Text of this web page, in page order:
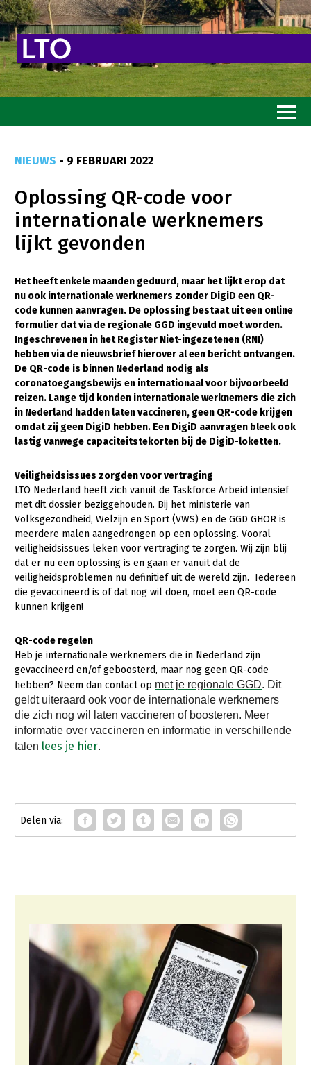
Goed eten
Mooi groen
Sterk ondernemerschap
Transitiepaden
Thema’s
Gezonde planten
Gezonde dieren
Natuur, klimaat en energie
Bodem en water
Platteland en omgeving
Internationaal
Sectoren
Dier
Biologische Landbouw
Geitenhouderij
Konijnenhouderij
Melkveehouderij
Paardenhouderij
Pluimveehouderij
Schapenhouderij
Plant
Akkerbouw
Bollenteelt
Bomen, vaste planten en zomerbloemen
Fruitteelt
Glastuinbouw
Paddenstoelen
Multifunctionele landbouw
Vrouw en Bedrijf
Nieuws
Nieuwsabonnement
Webinars
Over LTO
Bestuur en Directie
Medewerkers
Jaarverslag 2023
Vacatures
NIEUWS - 9 FEBRUARI 2022
Oplossing QR-code voor
internationale werknemers
lijkt gevonden
Het heeft enkele maanden geduurd, maar het lijkt erop dat
nu ook internationale werknemers zonder DigiD een QR-
code kunnen aanvragen. De oplossing bestaat uit een online
formulier dat via de regionale GGD ingevuld moet worden.
Ingeschrevenen in het Register Niet-ingezetenen (RNI)
hebben via de nieuwsbrief hierover al een bericht ontvangen.
De QR-code is binnen Nederland nodig als
coronatoegangsbewijs en internationaal voor bijvoorbeeld
reizen. Lange tijd konden internationale werknemers die zich
in Nederland hadden laten vaccineren, geen QR-code krijgen
omdat zij geen DigiD hebben. Een DigiD aanvragen bleek ook
lastig vanwege capaciteitstekorten bij de DigiD-loketten.
Veiligheidsissues zorgden voor vertraging
LTO Nederland heeft zich vanuit de Taskforce Arbeid intensief
met dit dossier beziggehouden. Bij het ministerie van
Volksgezondheid, Welzijn en Sport (VWS) en de GGD GHOR is
meerdere malen aangedrongen op een oplossing. Vooral
veiligheidsissues leken voor vertraging te zorgen. Wij zijn blij
dat er nu een oplossing is en gaan er vanuit dat de
veiligheidsproblemen nu definitief uit de wereld zijn. Iedereen
die gevaccineerd is of dat nog wil doen, moet een QR-code
kunnen krijgen!
QR-code regelen
Heb je internationale werknemers die in Nederland zijn
gevaccineerd en/of geboosterd, maar nog geen QR-code
hebben? Neem dan contact op met je regionale GGD. Dit
geldt uiteraard ook voor de internationale werknemers
die zich nog wil laten vaccineren of boosteren. Meer
informatie over vaccineren en informatie in verschillende
talen lees je hier.